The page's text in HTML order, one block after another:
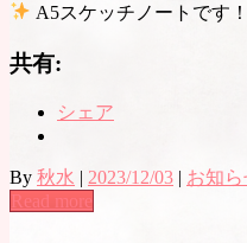
A5スケッチノートです
共有:
シェア
By 秋水 | 2023/12/03 | お知
Read more